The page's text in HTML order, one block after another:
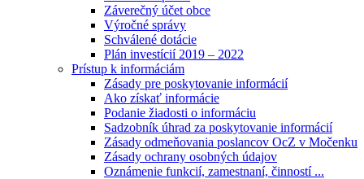
Záverečný účet obce
Výročné správy
Schválené dotácie
Plán investícií 2019 – 2022
Prístup k informáciám
Zásady pre poskytovanie informácií
Ako získať informácie
Podanie žiadosti o informáciu
Sadzobník úhrad za poskytovanie informácií
Zásady odmeňovania poslancov OcZ v Močenku
Zásady ochrany osobných údajov
Oznámenie funkcií, zamestnaní, činností ...